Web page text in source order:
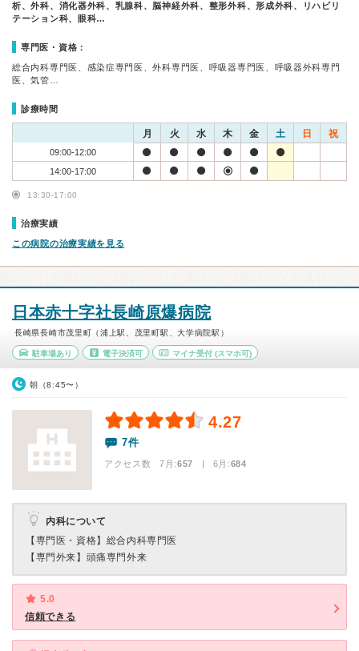
析、外科、消化器外科、乳腺科、脳神経外科、整形外科、形成外科、リハビリ
テーション科、眼科…
専門医・資格：
総合内科専門医、感染症専門医、外科専門医、呼吸器専門医、呼吸器外科専門
医、気管…
診療時間
月 火 水 木 金 土 日 祝
09:00-12:00
14:00-17:00
13:30-17:00
治療実績
この病院の治療実績を見る
日本赤十字社長崎原爆病院
長崎県長崎市茂里町（浦上駅、茂里町駅、大学病院駅）
駐車場あり 電子決済可 マイナ受付 (スマホ可)
朝（8:45〜）
4.27
7件
アクセス数 7月:657 | 6月:684
内科について
【専門医・資格】 総合内科専門医
【専門外来】 頭痛専門外来
5.0
信頼できる